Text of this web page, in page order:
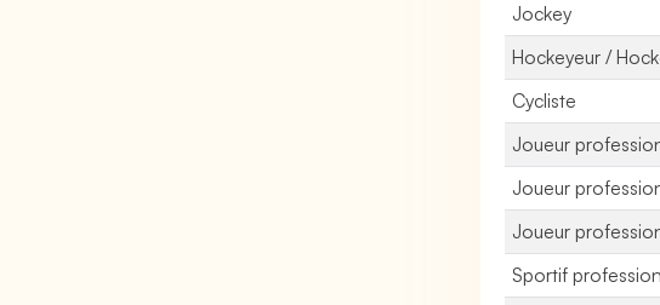
Jockey
Hockeyeur /
Cycliste
Joueur
Joueur
Joueur
Sportif